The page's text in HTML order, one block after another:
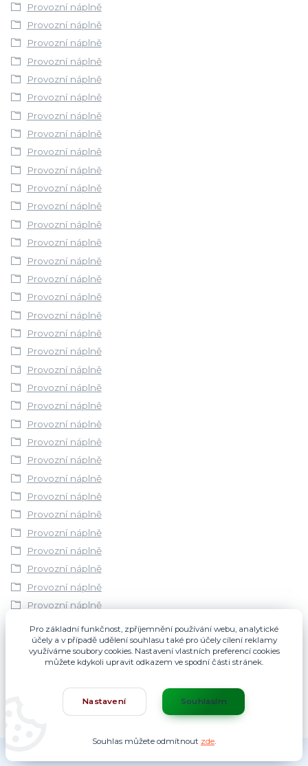
Provozní náplně
Provozní náplně
Provozní náplně
Provozní náplně
Provozní náplně
Provozní náplně
Provozní náplně
Provozní náplně
Provozní náplně
Provozní náplně
Provozní náplně
Provozní náplně
Provozní náplně
Provozní náplně
Provozní náplně
Provozní náplně
Provozní náplně
Provozní náplně
Provozní náplně
Provozní náplně
Provozní náplně
Provozní náplně
Provozní náplně
Provozní náplně
Provozní náplně
Provozní náplně
Provozní náplně
Provozní náplně
Provozní náplně
Provozní náplně
Provozní náplně
Provozní náplně
Provozní náplně
Provozní náplně
Provozní náplně
Provozní náplně
Provozní náplně
Pro základní funkčnost, zpříjemnění používání webu, analytické
účely a v případě udělení souhlasu také pro účely cílení reklamy
využíváme soubory cookies. Nastavení vlastních preferencí cookies
můžete kdykoli upravit odkazem ve spodní části stránek.
Nastavení Souhlasím
Souhlas můžete odmítnout zde.